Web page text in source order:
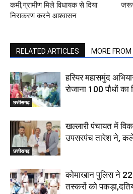
कमी,ग्रामीण मिले विधायक से दिया
निराकरण करने आश्वासन
RELATED ARTICLES MORE
छत्तीसगढ़
हरियर महासमुंद
रोजाना 100 पौधों
छत्तीसगढ़
खल्लारी पंचायत में
उपसरपंच तारेश ने,
कोमाखान पुलिस ने
तस्करों को